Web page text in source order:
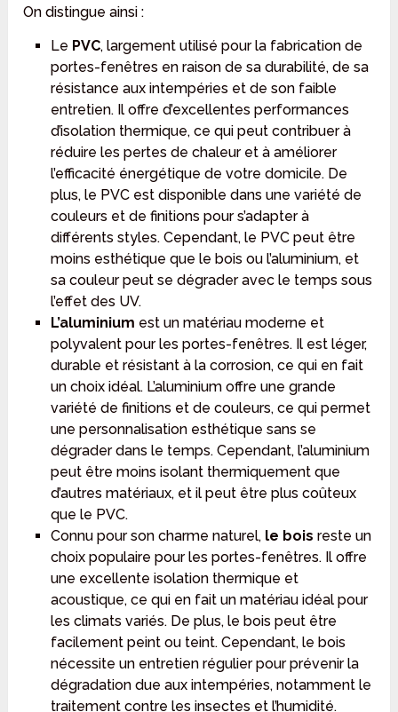
On distingue ainsi :
Le PVC, largement utilisé pour la fabrication de
portes-fenêtres en raison de sa durabilité, de sa
résistance aux intempéries et de son faible
entretien. Il offre d’excellentes performances
d’isolation thermique, ce qui peut contribuer à
réduire les pertes de chaleur et à améliorer
l’efficacité énergétique de votre domicile. De
plus, le PVC est disponible dans une variété de
couleurs et de finitions pour s’adapter à
différents styles. Cependant, le PVC peut être
moins esthétique que le bois ou l’aluminium, et
sa couleur peut se dégrader avec le temps sous
l’effet des UV.
L’aluminium est un matériau moderne et
polyvalent pour les portes-fenêtres. Il est léger,
durable et résistant à la corrosion, ce qui en fait
un choix idéal. L’aluminium offre une grande
variété de finitions et de couleurs, ce qui permet
une personnalisation esthétique sans se
dégrader dans le temps. Cependant, l’aluminium
peut être moins isolant thermiquement que
d’autres matériaux, et il peut être plus coûteux
que le PVC.
Connu pour son charme naturel, le bois reste un
choix populaire pour les portes-fenêtres. Il offre
une excellente isolation thermique et
acoustique, ce qui en fait un matériau idéal pour
les climats variés. De plus, le bois peut être
facilement peint ou teint. Cependant, le bois
nécessite un entretien régulier pour prévenir la
dégradation due aux intempéries, notamment le
traitement contre les insectes et l’humidité.